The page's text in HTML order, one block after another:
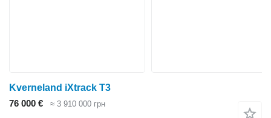
Kverneland iXtrack T3
76 000 €
≈ 3 910 000 грн